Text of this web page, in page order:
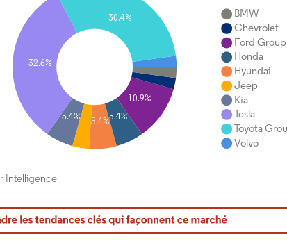
nécessite une attribution sous CC BY 4.0.